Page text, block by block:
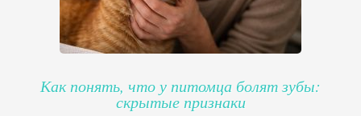
Как понять, что у питомца болят зубы:
скрытые признаки